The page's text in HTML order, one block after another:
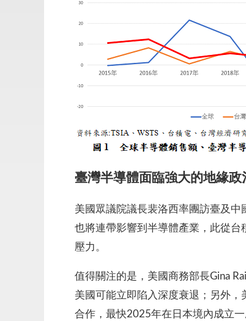
臺灣半導體面臨強大的地緣政
美國眾議院議長裴洛西率團訪臺及
也將連帶影響到半導體產業，此從
壓力。
值得關注的是，美國商務部長Gina
美國可能立即陷入深度衰退；另外
合作，最快2025年在日本境內成立